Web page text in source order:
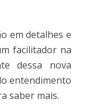
em detalhes e
facilitador na
dessa nova
entendimento
saber mais.